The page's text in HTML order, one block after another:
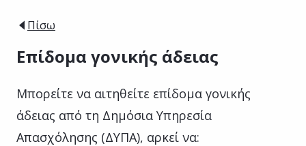
Πίσω
Επίδομα γονικής άδειας
Μπορείτε να αιτηθείτε επίδομα γονικής
άδειας από τη Δημόσια Υπηρεσία
Απασχόλησης (ΔΥΠΑ), αρκεί να: